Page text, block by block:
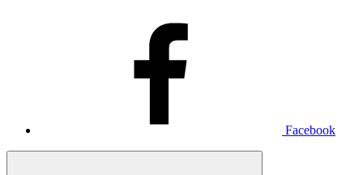
Facebook